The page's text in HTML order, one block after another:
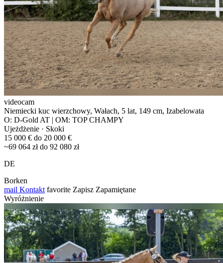
videocam
Niemiecki kuc wierzchowy, Wałach, 5 lat, 149 cm, Izabelowata
O: D-Gold AT | OM: TOP CHAMPY
Ujeżdżenie · Skoki
15 000 € do 20 000 €
~69 064 zł do 92 080 zł
DE
Borken
mail Kontakt favorite Zapisz Zapamiętane
Wyróżnienie